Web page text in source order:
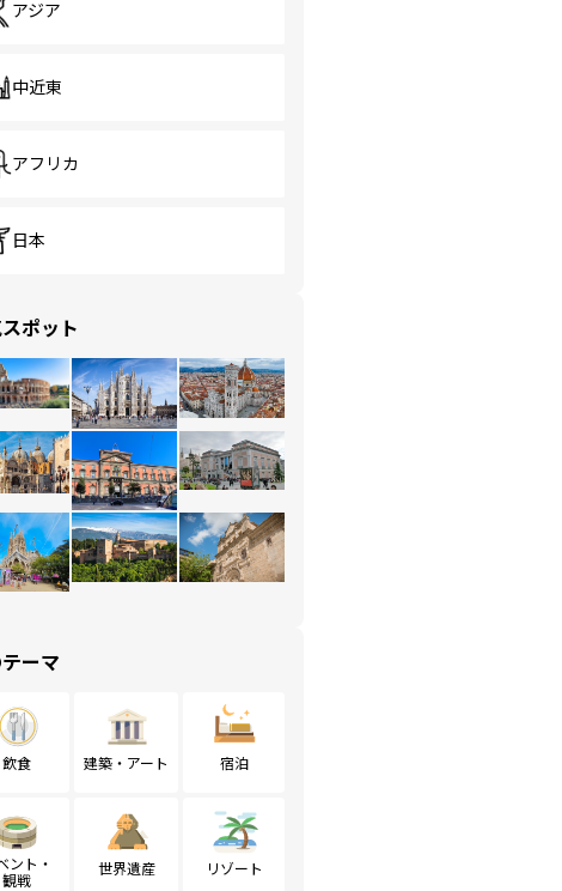
アジア
中近東
アフリカ
日本
ポット
ーマ
飲食 建築・アート 宿泊
ント・
観戦
世界遺産 リゾート